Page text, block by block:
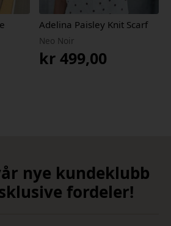
Adelina Paisley Knit Scarf
Neo Noir
kr499,00
nye kundeklubb
fordeler!